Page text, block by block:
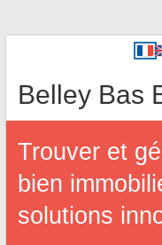
Belley Bas
Trouver et
bien
solutions